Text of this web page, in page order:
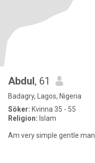
Abdul, 61
Badagry, Lagos, Nigeria
Söker: Kvinna 35 - 55
Religion: Islam
Am very simple gentle man